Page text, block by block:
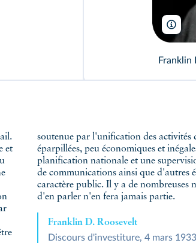
Franklin
et
d'en parler n'en fera jamais partie.
Franklin D. Roosevelt
Discours d'investiture, 4 mars